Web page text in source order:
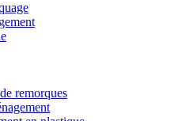
remorques